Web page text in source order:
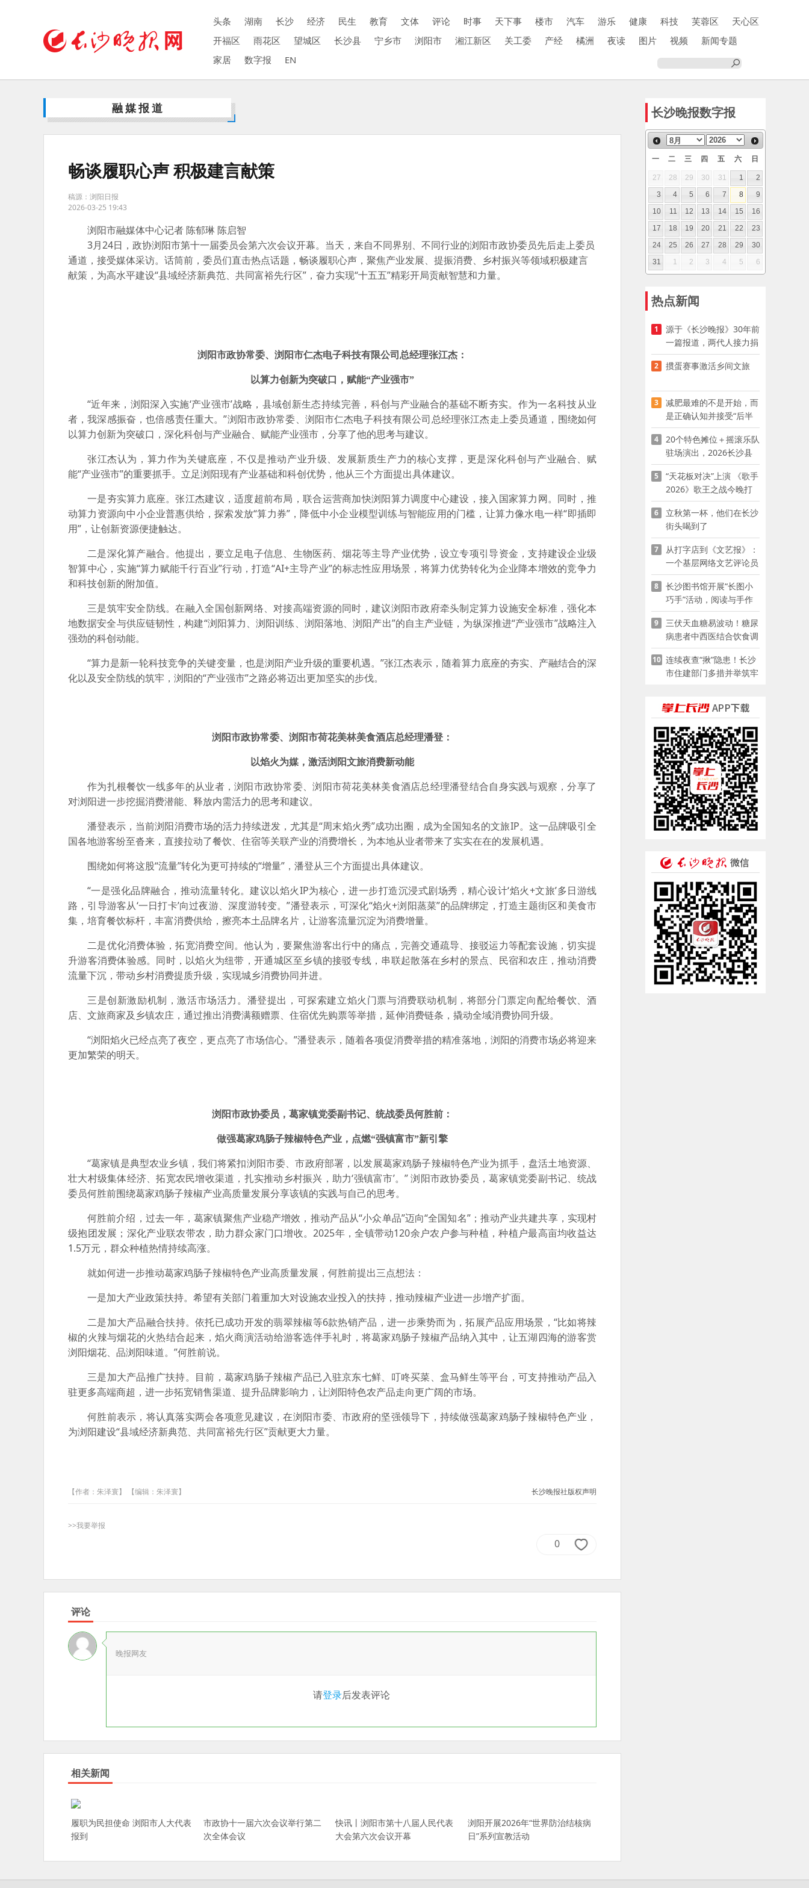
头条 湖南 长沙 经济 民生 教育 文体 评论 时事 天下事 楼市 汽车 游乐 健康 科技 芙蓉区
天心区
开福区
雨花区 望城区 长沙县 宁乡市 浏阳市 湘江新区 关工委 产经 橘洲 夜读 图片 视频
新闻专题
家居
数字报 EN
融媒报道
畅谈履职心声 积极建言献策
稿源：浏阳日报
2026-03-25 19:43
浏阳市融媒体中心记者 陈郁琳 陈启智
3月24日，政协浏阳市第十一届委员会第六次会议开幕。当天，来自不同界别、不同行业的浏阳市政协委员先后走上委员
通道，接受媒体采访。话筒前，委员们直击热点话题，畅谈履职心声，聚焦产业发展、提振消费、乡村振兴等领域积极建言
献策，为高水平建设“县域经济新典范、共同富裕先行区”，奋力实现“十五五”精彩开局贡献智慧和力量。
浏阳市政协常委、浏阳市仁杰电子科技有限公司总经理张江杰：
以算力创新为突破口，赋能“产业强市”
“近年来，浏阳深入实施‘产业强市’战略，县域创新生态持续完善，科创与产业融合的基础不断夯实。作为一名科技从业
者，我深感振奋，也倍感责任重大。”浏阳市政协常委、浏阳市仁杰电子科技有限公司总经理张江杰走上委员通道，围绕如何
以算力创新为突破口，深化科创与产业融合、赋能产业强市，分享了他的思考与建议。
张江杰认为，算力作为关键底座，不仅是推动产业升级、发展新质生产力的核心支撑，更是深化科创与产业融合、赋
能“产业强市”的重要抓手。立足浏阳现有产业基础和科创优势，他从三个方面提出具体建议。
一是夯实算力底座。张江杰建议，适度超前布局，联合运营商加快浏阳算力调度中心建设，接入国家算力网。同时，推
动算力资源向中小企业普惠供给，探索发放“算力券”，降低中小企业模型训练与智能应用的门槛，让算力像水电一样“即插即
用”，让创新资源便捷触达。
二是深化算产融合。他提出，要立足电子信息、生物医药、烟花等主导产业优势，设立专项引导资金，支持建设企业级
智算中心，实施“算力赋能千行百业”行动，打造“AI+主导产业”的标志性应用场景，将算力优势转化为企业降本增效的竞争力
和科技创新的附加值。
三是筑牢安全防线。在融入全国创新网络、对接高端资源的同时，建议浏阳市政府牵头制定算力设施安全标准，强化本
地数据安全与供应链韧性，构建“浏阳算力、浏阳训练、浏阳落地、浏阳产出”的自主产业链，为纵深推进“产业强市”战略注入
强劲的科创动能。
“算力是新一轮科技竞争的关键变量，也是浏阳产业升级的重要机遇。”张江杰表示，随着算力底座的夯实、产融结合的深
化以及安全防线的筑牢，浏阳的“产业强市”之路必将迈出更加坚实的步伐。
浏阳市政协常委、浏阳市荷花美林美食酒店总经理潘登：
以焰火为媒，激活浏阳文旅消费新动能
作为扎根餐饮一线多年的从业者，浏阳市政协常委、浏阳市荷花美林美食酒店总经理潘登结合自身实践与观察，分享了
对浏阳进一步挖掘消费潜能、释放内需活力的思考和建议。
潘登表示，当前浏阳消费市场的活力持续迸发，尤其是“周末焰火秀”成功出圈，成为全国知名的文旅IP。这一品牌吸引全
国各地游客纷至沓来，直接拉动了餐饮、住宿等关联产业的消费增长，为本地从业者带来了实实在在的发展机遇。
围绕如何将这股“流量”转化为更可持续的“增量”，潘登从三个方面提出具体建议。
“一是强化品牌融合，推动流量转化。建议以焰火IP为核心，进一步打造沉浸式剧场秀，精心设计‘焰火+文旅’多日游线
路，引导游客从‘一日打卡’向过夜游、深度游转变。”潘登表示，可深化“焰火+浏阳蒸菜”的品牌绑定，打造主题街区和美食市
集，培育餐饮标杆，丰富消费供给，擦亮本土品牌名片，让游客流量沉淀为消费增量。
二是优化消费体验，拓宽消费空间。他认为，要聚焦游客出行中的痛点，完善交通疏导、接驳运力等配套设施，切实提
升游客消费体验感。同时，以焰火为纽带，开通城区至乡镇的接驳专线，串联起散落在乡村的景点、民宿和农庄，推动消费
流量下沉，带动乡村消费提质升级，实现城乡消费协同并进。
三是创新激励机制，激活市场活力。潘登提出，可探索建立焰火门票与消费联动机制，将部分门票定向配给餐饮、酒
店、文旅商家及乡镇农庄，通过推出消费满额赠票、住宿优先购票等举措，延伸消费链条，撬动全域消费协同升级。
“浏阳焰火已经点亮了夜空，更点亮了市场信心。”潘登表示，随着各项促消费举措的精准落地，浏阳的消费市场必将迎来
更加繁荣的明天。
浏阳市政协委员，葛家镇党委副书记、统战委员何胜前：
做强葛家鸡肠子辣椒特色产业，点燃“强镇富市”新引擎
“葛家镇是典型农业乡镇，我们将紧扣浏阳市委、市政府部署，以发展葛家鸡肠子辣椒特色产业为抓手，盘活土地资源、
壮大村级集体经济、拓宽农民增收渠道，扎实推动乡村振兴，助力‘强镇富市’。” 浏阳市政协委员，葛家镇党委副书记、统战
委员何胜前围绕葛家鸡肠子辣椒产业高质量发展分享该镇的实践与自己的思考。
何胜前介绍，过去一年，葛家镇聚焦产业稳产增效，推动产品从“小众单品”迈向“全国知名”；推动产业共建共享，实现村
级抱团发展；深化产业联农带农，助力群众家门口增收。2025年，全镇带动120余户农户参与种植，种植户最高亩均收益达
1.5万元，群众种植热情持续高涨。
就如何进一步推动葛家鸡肠子辣椒特色产业高质量发展，何胜前提出三点想法：
一是加大产业政策扶持。希望有关部门着重加大对设施农业投入的扶持，推动辣椒产业进一步增产扩面。
二是加大产品融合扶持。依托已成功开发的翡翠辣椒等6款热销产品，进一步乘势而为，拓展产品应用场景，“比如将辣
椒的火辣与烟花的火热结合起来，焰火商演活动给游客选伴手礼时，将葛家鸡肠子辣椒产品纳入其中，让五湖四海的游客赏
浏阳烟花、品浏阳味道。”何胜前说。
三是加大产品推广扶持。目前，葛家鸡肠子辣椒产品已入驻京东七鲜、叮咚买菜、盒马鲜生等平台，可支持推动产品入
驻更多高端商超，进一步拓宽销售渠道、提升品牌影响力，让浏阳特色农产品走向更广阔的市场。
何胜前表示，将认真落实两会各项意见建议，在浏阳市委、市政府的坚强领导下，持续做强葛家鸡肠子辣椒特色产业，
为浏阳建设“县域经济新典范、共同富裕先行区”贡献更大力量。
【作者：朱泽寰】 【编辑：朱泽寰】 长沙晚报社版权声明
>>我要举报
0
评论
晚报网友
请登录后发表评论
相关新闻
履职为民担使命 浏阳市人大代表
报到
市政协十一届六次会议举行第二
次全体会议
快讯丨浏阳市第十八届人民代表
大会第六次会议开幕
浏阳开展2026年“世界防治结核病
日”系列宣教活动
长沙晚报数字报
一 二 三 四 五 六 日
27 28 29 30 31 1
2
3
4 5 6 7 8
9
10
11 12 13 14 15
16
17
18 19 20 21 22
23
24
25 26 27 28 29
30
31
1 2 3 4 5 6
热点新闻
1
源于《长沙晚报》30年前
一篇报道，两代人接力捐
资助学
2 掼蛋赛事激活乡间文旅
3
减肥最难的不是开始，而
是正确认知并接受“后半
程”
4
20个特色摊位＋摇滚乐队
驻场演出，2026长沙县
夜市嘉年华启幕
5
“天花板对决”上演 《歌手
2026》歌王之战今晚打
响
6
立秋第一杯，他们在长沙
街头喝到了
7
从打字店到《文艺报》：
一个基层网络文艺评论员
的突围
8
长沙图书馆开展“长图小
巧手”活动，阅读与手作
赋能少儿暑期成长
9
三伏天血糖易波动！糖尿
病患者中西医结合饮食调
养指南
10 连续夜查“揪”隐患！长沙
市住建部门多措并举筑牢